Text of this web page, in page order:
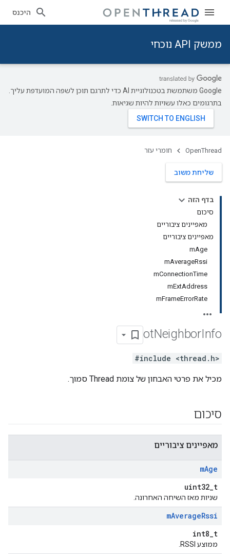
היכנס
ממשק API נוכחי
‫Google משתמשת בטכנולוגיית AI כדי לתרגם תוכן לשפה המועדפת עליך.
בתרגומים כאלו עשויות להיות שגיאות.
OpenThread חומרי עזר
שליחת משוב
בדף הזה
סיכום
מאפיינים ציבוריים
מאפיינים ציבוריים
mAge
mAverageRssi
mConnectionTime
mExtAddress
mFrameErrorRate
otNeighborInfo
#include <thread.h>
מכיל את פרטי האבחון של צומת Thread סמוך.
סיכום
מאפיינים ציבוריים
mAge
uint32_t
שניות מאז השיחה האחרונה.
mAverageRssi
int8_t
ממוצע RSSI.